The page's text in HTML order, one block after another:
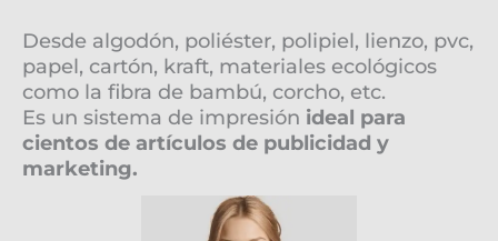
Desde algodón, poliéster, polipiel, lienzo, pvc,
papel, cartón, kraft, materiales ecológicos
como la fibra de bambú, corcho, etc.
Es un sistema de impresión ideal para
cientos de artículos de publicidad y
marketing.